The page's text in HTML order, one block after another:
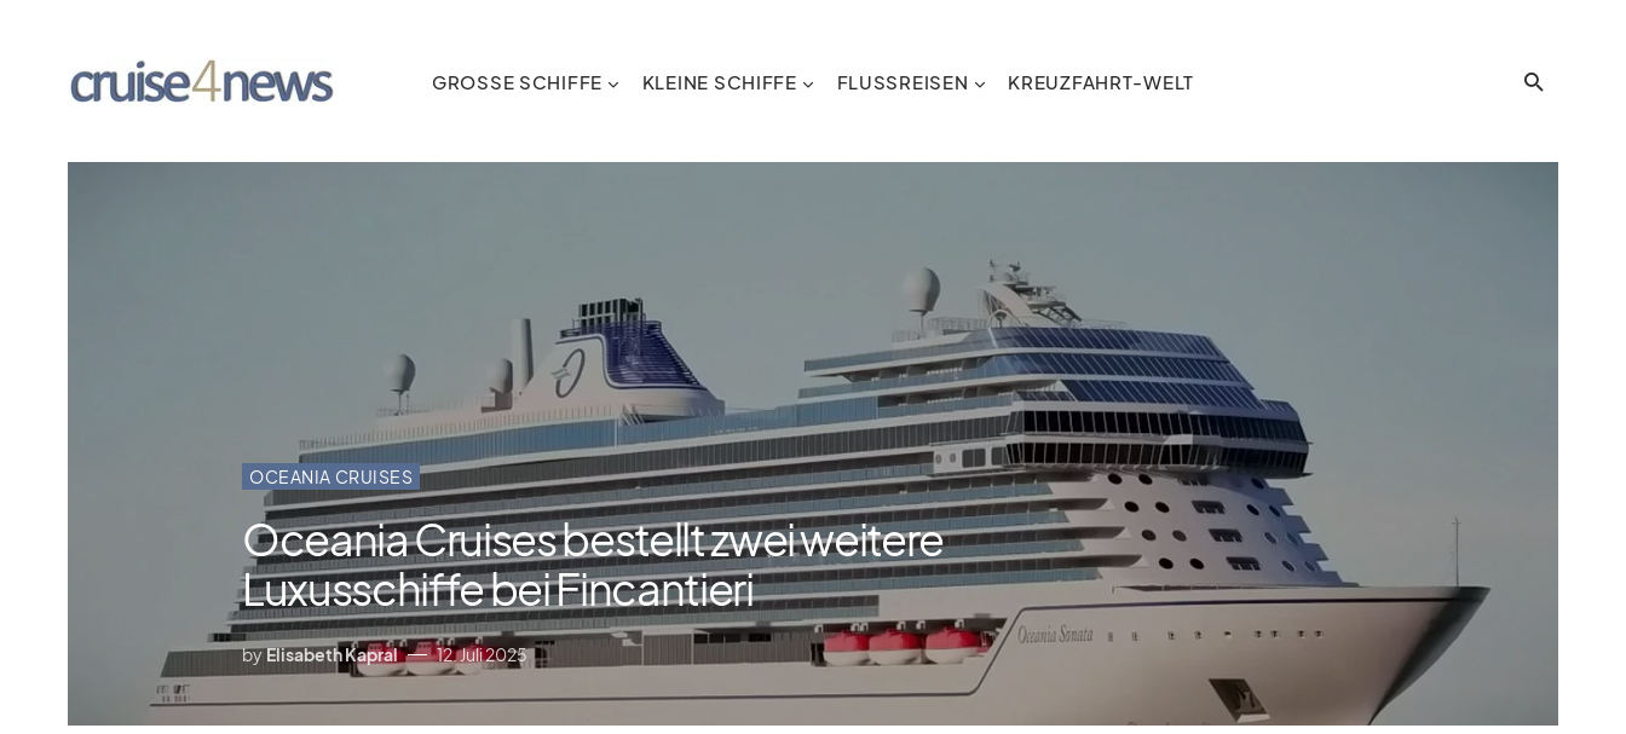
GROSSE SCHIFFE KLEINE SCHIFFE FLUSSREISEN KREUZFAHRT-WELT
OCEANIA CRUISES
Oceania Cruises bestellt zwei weitere
Luxusschiffe bei Fincantieri
byElisabeth Kapral 12. Juli 2025